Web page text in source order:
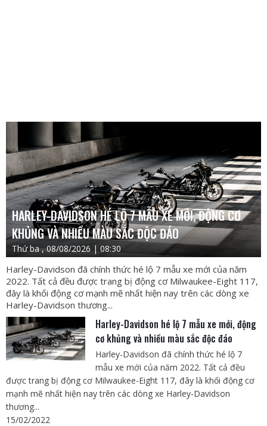
HARLEY-DAVIDSON HÉ LỘ 7 MẪU XE MỚI, ĐỘNG CƠ
KHỦNG VÀ NHIỀU MÀU SẮC ĐỘC ĐÁO
Thứ ba , 08/08/2026 | 08:30
Harley-Davidson đã chính thức hé lộ 7 mẫu xe mới của năm
2022. Tất cả đều được trang bị động cơ Milwaukee-Eight 117,
đây là khối động cơ mạnh mẽ nhất hiện nay trên các dòng xe
Harley-Davidson thương...
Harley-Davidson hé lộ 7 mẫu xe mới, động
cơ khủng và nhiều màu sắc độc đáo
Harley-Davidson đã chính thức hé lộ 7
mẫu xe mới của năm 2022. Tất cả đều
được trang bị động cơ Milwaukee-Eight 117, đây là khối động cơ
mạnh mẽ nhất hiện nay trên các dòng xe Harley-Davidson
thương...
15/02/2022